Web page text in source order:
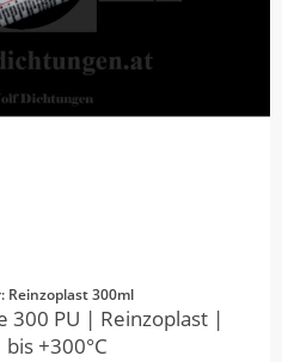
300ml
300 PU | Reinzoplast |
+300°C